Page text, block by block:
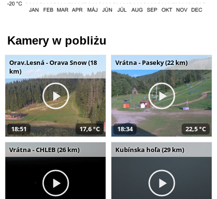
Kamery w pobliżu
Orav.Lesná - Orava Snow (18
km)
18:51 17,6 °C
Vrátna - Paseky (22 km)
18:34 22,5 °C
Vrátna - CHLEB (26 km) Kubínska hoľa (29 km)